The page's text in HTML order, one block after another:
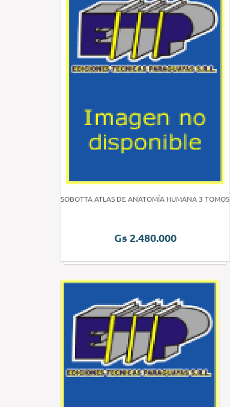
SOBOTTA ATLAS DE ANATOMÍA HUMANA 3 TOMOS
Gs 2.480.000